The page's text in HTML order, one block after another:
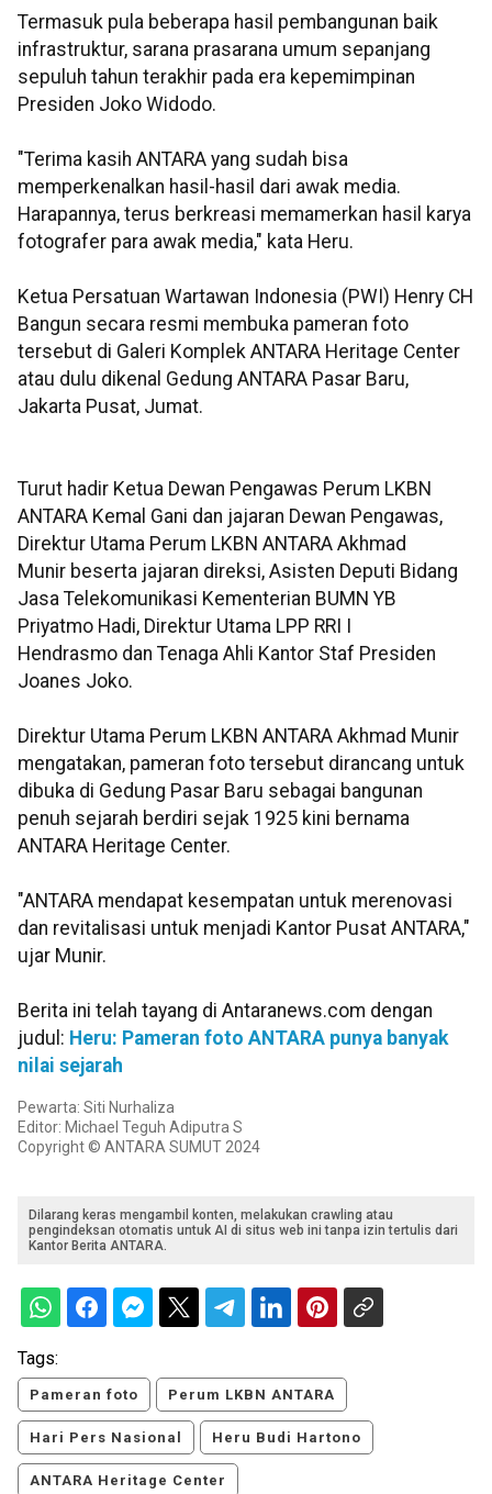
Termasuk pula beberapa hasil pembangunan baik
infrastruktur, sarana prasarana umum sepanjang
sepuluh tahun terakhir pada era kepemimpinan
Presiden Joko Widodo.
"Terima kasih ANTARA yang sudah bisa
memperkenalkan hasil-hasil dari awak media.
Harapannya, terus berkreasi memamerkan hasil karya
fotografer para awak media," kata Heru.
Ketua Persatuan Wartawan Indonesia (PWI) Henry CH
Bangun secara resmi membuka pameran foto
tersebut di Galeri Komplek ANTARA Heritage Center
atau dulu dikenal Gedung ANTARA Pasar Baru,
Jakarta Pusat, Jumat.
Turut hadir Ketua Dewan Pengawas Perum LKBN
ANTARA Kemal Gani dan jajaran Dewan Pengawas,
Direktur Utama Perum LKBN ANTARA Akhmad
Munir beserta jajaran direksi, Asisten Deputi Bidang
Jasa Telekomunikasi Kementerian BUMN YB
Priyatmo Hadi, Direktur Utama LPP RRI I
Hendrasmo dan Tenaga Ahli Kantor Staf Presiden
Joanes Joko.
Direktur Utama Perum LKBN ANTARA Akhmad Munir
mengatakan, pameran foto tersebut dirancang untuk
dibuka di Gedung Pasar Baru sebagai bangunan
penuh sejarah berdiri sejak 1925 kini bernama
ANTARA Heritage Center.
"ANTARA mendapat kesempatan untuk merenovasi
dan revitalisasi untuk menjadi Kantor Pusat ANTARA,"
ujar Munir.
Berita ini telah tayang di Antaranews.com dengan
judul: Heru: Pameran foto ANTARA punya banyak
nilai sejarah
Pewarta: Siti Nurhaliza
Editor: Michael Teguh Adiputra S
Copyright © ANTARA SUMUT 2024
Dilarang keras mengambil konten, melakukan crawling atau
pengindeksan otomatis untuk AI di situs web ini tanpa izin tertulis dari
Kantor Berita ANTARA.
Tags:
Pameran foto Perum LKBN ANTARA
Hari Pers Nasional Heru Budi Hartono
ANTARA Heritage Center